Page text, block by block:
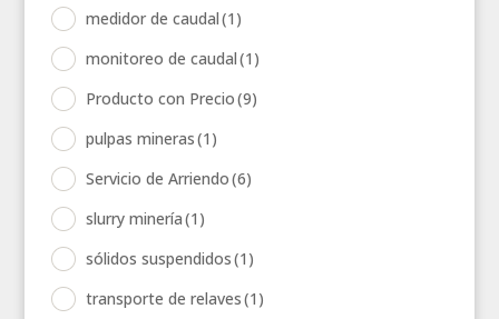
medidor de caudal(1)
monitoreo de caudal(1)
Producto con Precio(9)
pulpas mineras(1)
Servicio de Arriendo(6)
slurry minería(1)
sólidos suspendidos(1)
transporte de relaves(1)